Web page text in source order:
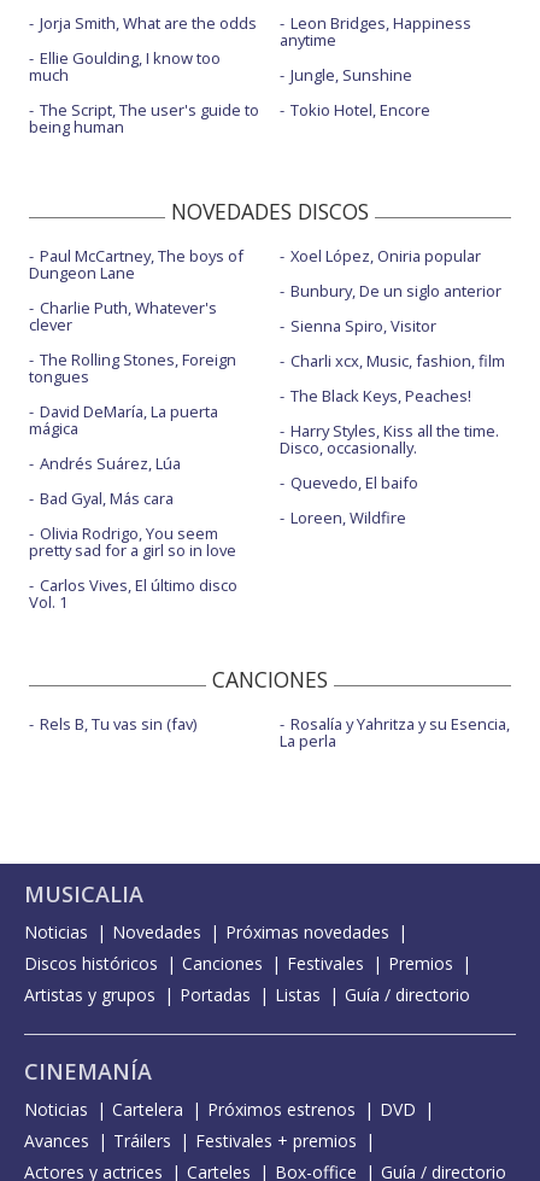
Jorja Smith, What are the odds
Ellie Goulding, I know too
much
The Script, The user's guide to
being human
Leon Bridges, Happiness
anytime
Jungle, Sunshine
Tokio Hotel, Encore
NOVEDADES DISCOS
Paul McCartney, The boys of
Dungeon Lane
Charlie Puth, Whatever's
clever
The Rolling Stones, Foreign
tongues
David DeMaría, La puerta
mágica
Andrés Suárez, Lúa
Bad Gyal, Más cara
Olivia Rodrigo, You seem
pretty sad for a girl so in love
Carlos Vives, El último disco
Vol. 1
Xoel López, Oniria popular
Bunbury, De un siglo anterior
Sienna Spiro, Visitor
Charli xcx, Music, fashion, film
The Black Keys, Peaches!
Harry Styles, Kiss all the time.
Disco, occasionally.
Quevedo, El baifo
Loreen, Wildfire
CANCIONES
Rels B, Tu vas sin (fav) Rosalía y Yahritza y su Esencia,
La perla
MUSICALIA
Noticias Novedades
Próximas novedades
Discos históricos
Canciones Festivales
Premios
Artistas y grupos
Portadas Listas Guía / directorio
CINEMANÍA
Noticias Cartelera Próximos estrenos
DVD
Avances
Tráilers
Festivales + premios
Actores y actrices
Carteles Box-office Guía / directorio